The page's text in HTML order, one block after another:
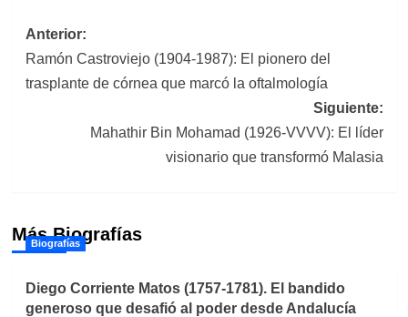
Navegación
de
entradas
Anterior:
Ramón Castroviejo (1904-1987): El pionero del
trasplante de córnea que marcó la oftalmología
Siguiente:
Mahathir Bin Mohamad (1926-VVVV): El líder
visionario que transformó Malasia
Más Biografías
Biografías
Diego Corriente Matos (1757-1781). El bandido
generoso que desafió al poder desde Andalucía